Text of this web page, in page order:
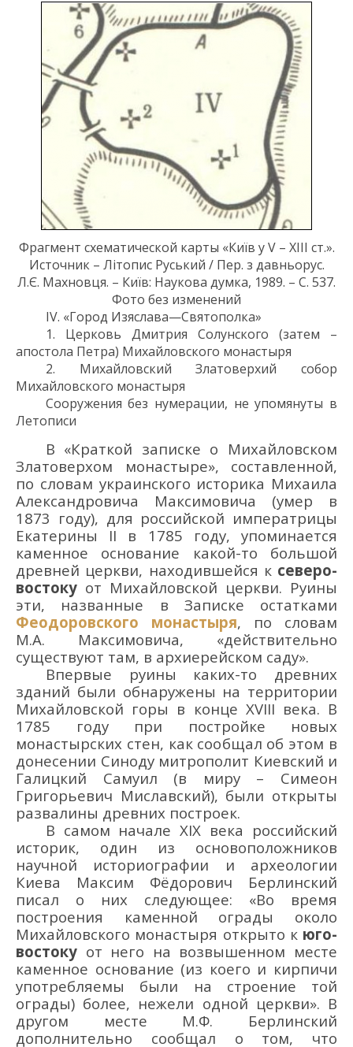
Фрагмент схематической карты «Київ у V – XIII ст.».
Источник – ЛітописРуський / Пер. з давньорус.
Л.Є. Махновця. – Київ: Наукова думка, 1989. – С. 537.
Фото без изменений
IV. «Город Изяслава—Святополка»
1. Церковь Дмитрия Солунского (затем –
апостола Петра) Михайловского монастыря
2. МихайловскийЗлатоверхий собор
Михайловского монастыря
Сооружения без нумерации, не упомянуты в
Летописи
В «Краткой записке о Михайловском
Златоверхом монастыре», составленной,
по словам украинского историка Михаила
Александровича Максимовича (умер в
1873 году), для российской императрицы
Екатерины II в 1785 году, упоминается
каменное основание какой-то большой
древней церкви, находившейся к северо-
востоку от Михайловской церкви. Руины
эти, названные в Записке остатками
Феодоровского монастыря, по словам
М.А. Максимовича, «действительно
существуют там, в архиерейском саду».
Впервые руины каких-то древних
зданий были обнаружены на территории
Михайловской горы в конце XVIII века. В
1785 году при постройке новых
монастырских стен, как сообщал об этом в
донесении Синоду митрополит Киевский и
Галицкий Самуил (в миру – Симеон
Григорьевич Миславский), были открыты
развалины древних построек.
В самом начале XIX века российский
историк, один из основоположников
научной историографии и археологии
Киева Максим Фёдорович Берлинский
писал о них следующее: «Во время
построения каменной ограды около
Михайловского монастыря открыто к юго-
востоку от него на возвышенном месте
каменное основание (из коего и кирпичи
употребляемы были на строение той
ограды) более, нежели одной церкви». В
другом месте М.Ф. Берлинский
дополнительно сообщал о том, что